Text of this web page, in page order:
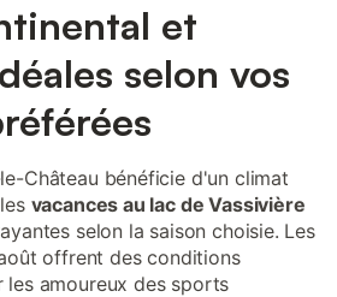
et
selon vos
Château bénéficie d'un climat
vacances au lac de Vassivière
selon la saison choisie. Les
offrent des conditions
amoureux des sports